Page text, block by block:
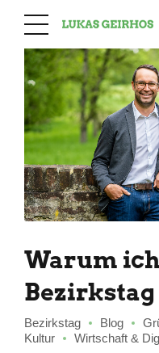
Warum
Bezirkstag Blog
Kultur
Wirtschaft &